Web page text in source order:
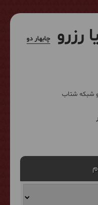
رزرو چابهار دو
شبکه شتاب